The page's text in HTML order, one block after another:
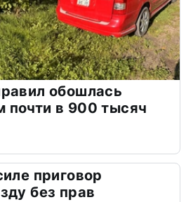
обошлась
почти в 900 тысяч
приговор
без прав